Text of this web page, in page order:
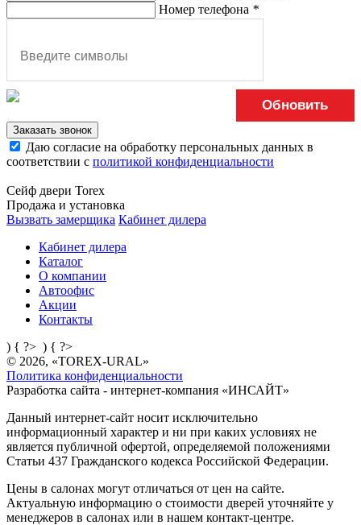
Номер телефона *
Обновить
Заказать звонок
Даю согласие на обработку персональных данных в
соответствии с политикой конфиденциальности
Сейф двери Torex
Продажа и установка
Вызвать замерщика Кабинет дилера
Кабинет дилера
Каталог
О компании
Автоофис
Акции
Контакты
) { ?> ) { ?>
© 2026, «TOREX-URAL»
Политика конфиденциальности
Разработка сайта - интернет-компания «ИНСАЙТ»
Данный интернет-сайт носит исключительно
информационный характер и ни при каких условиях не
является публичной офертой, определяемой положениями
Статьи 437 Гражданского кодекса Российской Федерации.
Цены в салонах могут отличаться от цен на сайте.
Актуальную информацию о стоимости дверей уточняйте у
менеджеров в салонах или в нашем контакт-центре.